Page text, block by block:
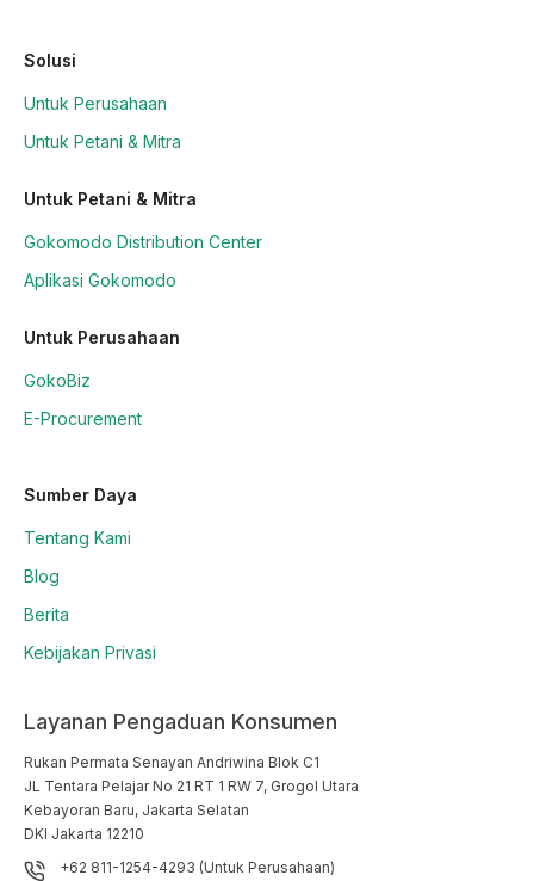
Solusi
Untuk Perusahaan
Untuk Petani & Mitra
Untuk Petani & Mitra
Gokomodo Distribution Center
Aplikasi Gokomodo
Untuk Perusahaan
GokoBiz
E-Procurement
Sumber Daya
Tentang Kami
Blog
Berita
Kebijakan Privasi
Layanan Pengaduan Konsumen
Rukan Permata Senayan Andriwina Blok C1
JL Tentara Pelajar No 21 RT 1 RW 7, Grogol Utara
Kebayoran Baru, Jakarta Selatan
DKI Jakarta 12210
+62 811-1254-4293 (Untuk Perusahaan)